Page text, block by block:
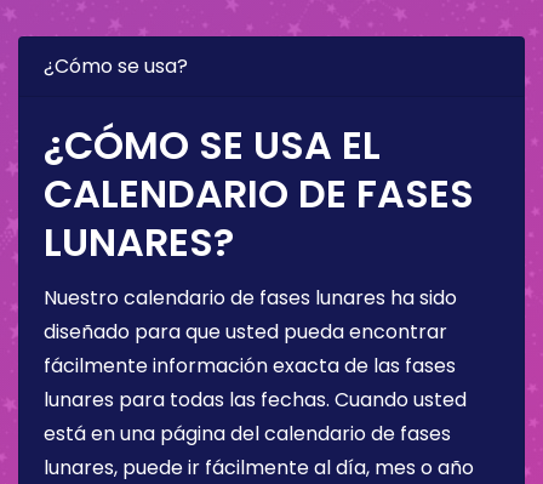
¿Cómo se usa?
¿CÓMO SE USA EL
CALENDARIO DE FASES
LUNARES?
Nuestro calendario de fases lunares ha sido
diseñado para que usted pueda encontrar
fácilmente información exacta de las fases
lunares para todas las fechas. Cuando usted
está en una página del calendario de fases
lunares, puede ir fácilmente al día, mes o año